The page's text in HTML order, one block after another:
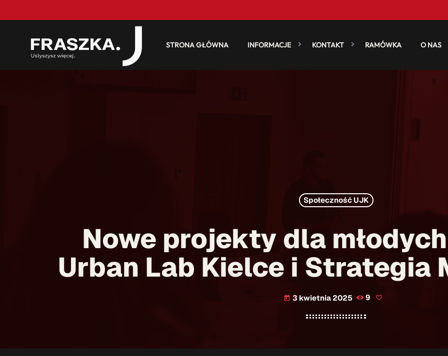
STRONA GŁÓWNA INFORMACJE KONTAKT RAMÓWKA O NAS
Społeczność UJK
Nowe projekty dla
Urban Lab Kielce i Strategia
today 3 kwietnia 2025 9